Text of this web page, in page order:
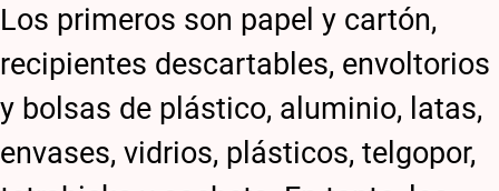
Los primeros son papel y cartón,
recipientes descartables, envoltorios
y bolsas de plástico, aluminio, latas,
envases, vidrios, plásticos, telgopor,